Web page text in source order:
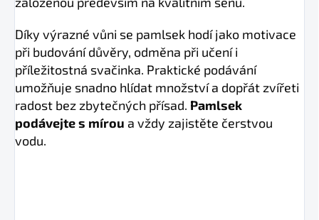
Díky výrazné vůni se pamlsek hodí jako motivace
při budování důvěry, odměna při učení i
příležitostná svačinka. Praktické podávání
umožňuje snadno hlídat množství a dopřát zvířeti
radost bez zbytečných přísad. Pamlsek
podávejte s mírou a vždy zajistěte čerstvou
vodu.